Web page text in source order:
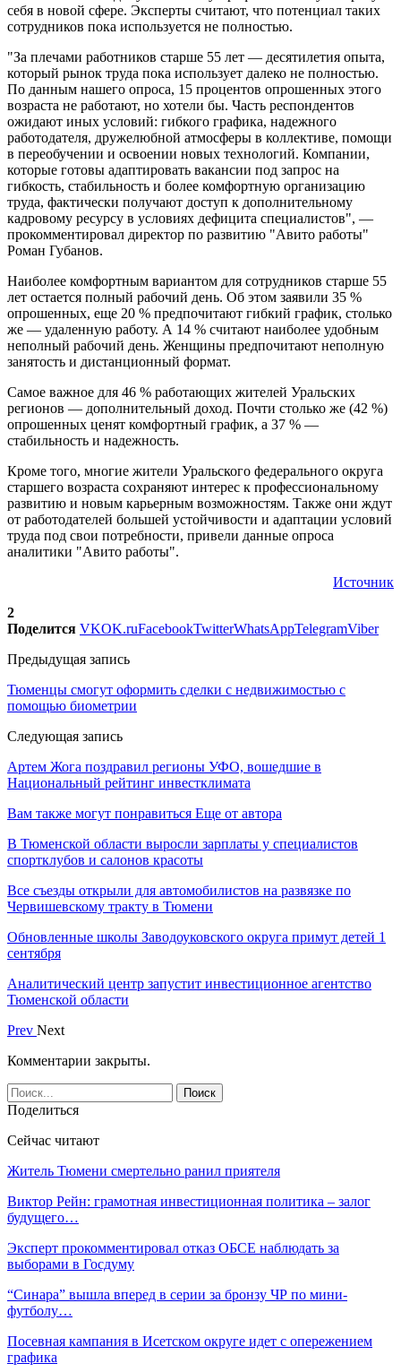
себя в новой сфере. Эксперты считают, что потенциал таких
сотрудников пока используется не полностью.
"За плечами работников старше 55 лет — десятилетия опыта,
который рынок труда пока использует далеко не полностью.
По данным нашего опроса, 15 процентов опрошенных этого
возраста не работают, но хотели бы. Часть респондентов
ожидают иных условий: гибкого графика, надежного
работодателя, дружелюбной атмосферы в коллективе, помощи
в переобучении и освоении новых технологий. Компании,
которые готовы адаптировать вакансии под запрос на
гибкость, стабильность и более комфортную организацию
труда, фактически получают доступ к дополнительному
кадровому ресурсу в условиях дефицита специалистов", —
прокомментировал директор по развитию "Авито работы"
Роман Губанов.
Наиболее комфортным вариантом для сотрудников старше 55
лет остается полный рабочий день. Об этом заявили 35 %
опрошенных, еще 20 % предпочитают гибкий график, столько
же — удаленную работу. А 14 % считают наиболее удобным
неполный рабочий день. Женщины предпочитают неполную
занятость и дистанционный формат.
Самое важное для 46 % работающих жителей Уральских
регионов — дополнительный доход. Почти столько же (42 %)
опрошенных ценят комфортный график, а 37 % —
стабильность и надежность.
Кроме того, многие жители Уральского федерального округа
старшего возраста сохраняют интерес к профессиональному
развитию и новым карьерным возможностям. Также они ждут
от работодателей большей устойчивости и адаптации условий
труда под свои потребности, привели данные опроса
аналитики "Авито работы".
Источник
2
Поделится VKOK.ruFacebookTwitterWhatsAppTelegramViber
Предыдущая запись
Тюменцы смогут оформить сделки с недвижимостью с
помощью биометрии
Следующая запись
Артем Жога поздравил регионы УФО, вошедшие в
Национальный рейтинг инвестклимата
Вам также могут понравиться Еще от автора
В Тюменской области выросли зарплаты у специалистов
спортклубов и салонов красоты
Все съезды открыли для автомобилистов на развязке по
Червишевскому тракту в Тюмени
Обновленные школы Заводоуковского округа примут детей 1
сентября
Аналитический центр запустит инвестиционное агентство
Тюменской области
Prev Next
Комментарии закрыты.
Поделиться
Сейчас читают
Житель Тюмени смертельно ранил приятеля
Виктор Рейн: грамотная инвестиционная политика – залог
будущего…
Эксперт прокомментировал отказ ОБСЕ наблюдать за
выборами в Госдуму
“Синара” вышла вперед в серии за бронзу ЧР по мини-
футболу…
Посевная кампания в Исетском округе идет с опережением
графика